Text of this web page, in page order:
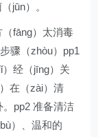
jūn）。
fāng）太消毒
骤（zhòu）pp1
经（jīng）关
在（zài）清
。pp2 准备清洁
）、温和的